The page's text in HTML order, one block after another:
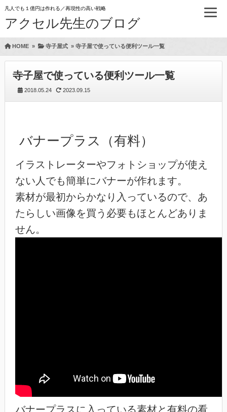
凡人でも１億円は作れる／再現性の高い戦略
アクセル先生のブログ
HOME» 寺子屋式» 寺子屋で使っている便利ツール一覧
寺子屋で使っている便利ツール一覧
2018.05.24 2023.09.15
バナープラス（有料）
イラストレーターやフォトショップが使え
ない人でも簡単にバナーが作れます。
素材が最初からかなり入っているので、あ
たらしい画像を買う必要もほとんどありま
せん。
バナープラスに入っている素材と有料の看